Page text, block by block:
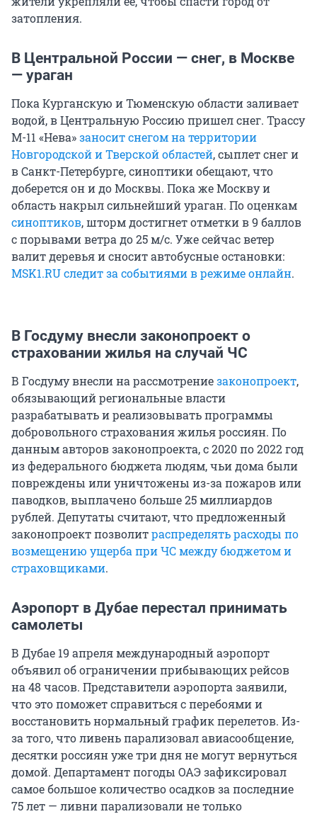
затопления.
В Центральной России — снег, в Москве
— ураган
Пока Курганскую и Тюменскую области заливает
водой, в Центральную Россию пришел снег. Трассу
М-11 «Нева»заносит снегом на территории
Новгородской и Тверской областей, сыплет снег и
в Санкт-Петербурге, синоптики обещают, что
доберется он и до Москвы. Пока же Москву и
область накрыл сильнейший ураган. По оценкам
синоптиков, шторм достигнет отметки в 9 баллов
с порывами ветра до 25 м/с. Уже сейчас ветер
валит деревья и сносит автобусные остановки:
MSK1.RU следит за событиями в режиме онлайн.
В Госдуму внесли законопроект о
страховании жилья на случай ЧС
В Госдуму внесли на рассмотрениезаконопроект,
обязывающий региональные власти
разрабатывать и реализовывать программы
добровольного страхования жилья россиян. По
данным авторов законопроекта, с 2020 по 2022 год
из федерального бюджета людям, чьи дома были
повреждены или уничтожены из-за пожаров или
паводков, выплачено больше 25 миллиардов
рублей. Депутаты считают, что предложенный
законопроект позволитраспределять расходы по
возмещению ущерба при ЧС между бюджетом и
страховщиками.
Аэропорт в Дубае перестал принимать
самолеты
В Дубае 19 апреля международный аэропорт
объявил об ограничении прибывающих рейсов
на 48 часов. Представители аэропорта заявили,
что это поможет справиться с перебоями и
восстановить нормальный график перелетов. Из-
за того, что ливень парализовал авиасообщение,
десятки россиян уже три дня не могут вернуться
домой. Департамент погоды ОАЭ зафиксировал
самое большое количество осадков за последние
75 лет — ливни парализовали не только